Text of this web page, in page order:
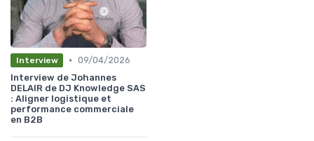
Interview • 09/04/2026
Interview de Johannes
DELAIR de DJ Knowledge SAS
: Aligner logistique et
performance commerciale
en B2B